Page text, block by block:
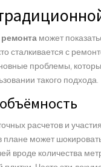
может
сталкивается с
проблемы,
такого подхода.
расчетов и
плане может
вроде количества